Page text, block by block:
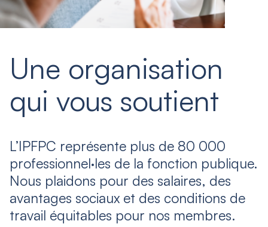
Une organisation
qui vous soutient
L’IPFPC représente plus de 80 000
professionnel·les de la fonction publique.
Nous plaidons pour des salaires, des
avantages sociaux et des conditions de
travail équitables pour nos membres.